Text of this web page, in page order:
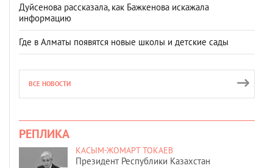
Дуйсенова рассказала, как Бажкенова искажала
информацию
Где в Алматы появятся новые школы и детские сады
ВСЕ НОВОСТИ
РЕПЛИКА
КАСЫМ-ЖОМАРТ ТОКАЕВ
Президент Республики Казахстан